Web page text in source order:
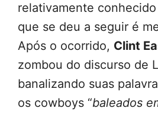
relativamente
que se deu a seguir é
Após o ocorrido, Clint
zombou do discurso de
banalizando suas
os cowboys “baleados